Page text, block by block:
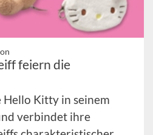
feiern die
Kitty in seinem
verbindet ihre